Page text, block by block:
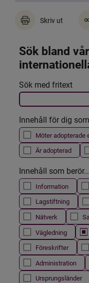
Skriv ut
Sök bland
Filtrera resultatet
Det här formuläret
Sök med fritext
Innehåll för dig
Möter adopterade
Är adopterad
Innehåll som berör...
Information
Lagstiftning
Nätverk
Vägledning
Föreskrifter
Administration
Ursprungsländer